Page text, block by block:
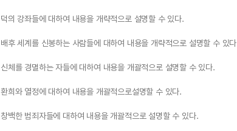
덕의 강좌들에 대하여 내용을 개략적으로 설명할 수 있다.
배후 세계를 신봉하는 사람들에 대하여 내용을 개략적으로 설명할 수 있다
신체를 경멸하는 자들에 대하여 내용을 개괄적으로 설명할 수 있다.
환희와 열정에 대하여 내용을 개괄적으로설명할 수 있다.
창백한 범죄자들에 대하여 내용을 개괄적으로 설명할 수 있다.